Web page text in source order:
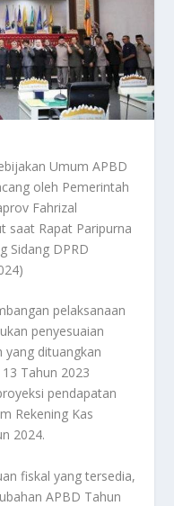
Umum APBD
oleh Pemerintah
Fahrizal
saat Rapat Paripurna
Sidang DPRD
pelaksanaan
penyesuaian
dituangkan
Tahun 2023
pendapatan
Rekening Kas
2024.
fiskal yang tersedia,
APBD Tahun